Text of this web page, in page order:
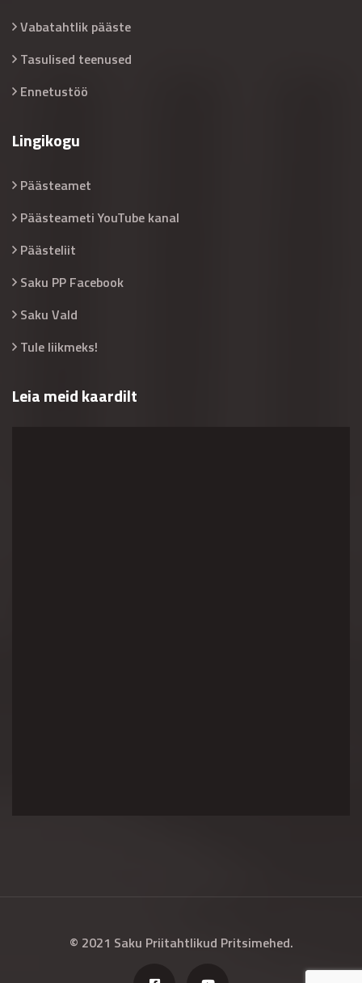
Vabatahtlik pääste
Tasulised teenused
Ennetustöö
Lingikogu
Päästeamet
Päästeameti YouTube kanal
Päästeliit
Saku PP Facebook
Saku Vald
Tule liikmeks!
Leia meid kaardilt
© 2021 Saku Priitahtlikud Pritsimehed.